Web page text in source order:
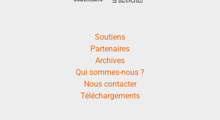
Soutiens
Partenaires
Archives
Qui sommes-nous ?
Nous contacter
Téléchargements